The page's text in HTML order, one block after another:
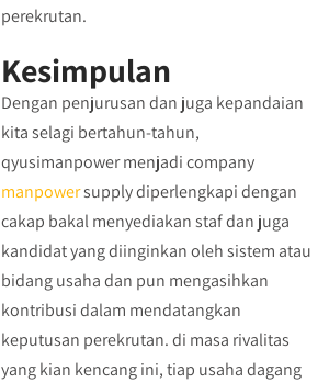
perekrutan.
Kesimpulan
Dengan penjurusan dan juga kepandaian
kita selagi bertahun-tahun,
qyusimanpower menjadi company
manpowersupply diperlengkapi dengan
cakap bakal menyediakan staf dan juga
kandidat yang diinginkan oleh sistem atau
bidang usaha dan pun mengasihkan
kontribusi dalam mendatangkan
keputusan perekrutan. di masa rivalitas
yang kian kencang ini, tiap usaha dagang